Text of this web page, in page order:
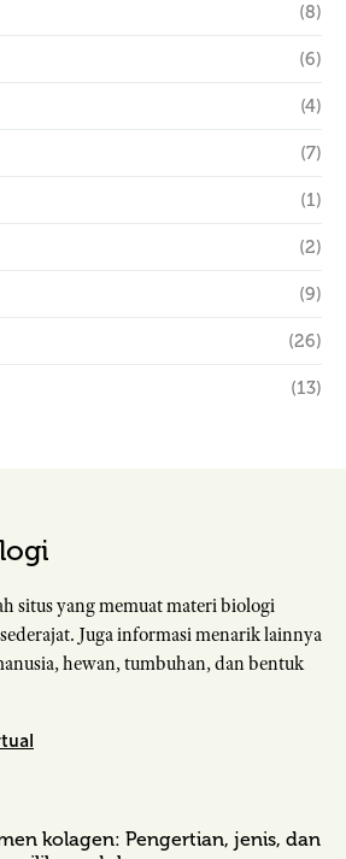
(8)
(6)
(4)
(7)
(1)
(2)
(9)
(26)
(13)
situs yang memuat materi biologi
Juga informasi menarik lainnya
hewan, tumbuhan, dan bentuk
kolagen: Pengertian, jenis, dan